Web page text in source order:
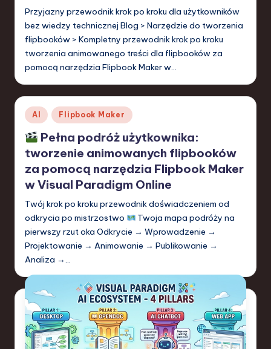
Przyjazny przewodnik krok po kroku dla użytkowników
bez wiedzy technicznej Blog > Narzędzie do tworzenia
flipbooków > Kompletny przewodnik krok po kroku
tworzenia animowanego treści dla flipbooków za
pomocą narzędzia Flipbook Maker w…
Posted
in
AI Flipbook Maker
Pełna podróż użytkownika:
tworzenie animowanych flipbooków
za pomocą narzędzia Flipbook Maker
w Visual Paradigm Online
Twój krok po kroku przewodnik doświadczeniem od
odkrycia po mistrzostwo
Twoja mapa podróży na
pierwszy rzut oka Odkrycie → Wprowadzenie →
Projektowanie → Animowanie → Publikowanie →
Analiza →…